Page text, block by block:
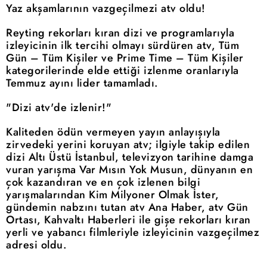
Yaz akşamlarının vazgeçilmezi atv oldu!
Reyting rekorları kıran dizi ve programlarıyla
izleyicinin ilk tercihi olmayı sürdüren atv, Tüm
Gün – Tüm Kişiler ve Prime Time – Tüm Kişiler
kategorilerinde elde ettiği izlenme oranlarıyla
Temmuz ayını lider tamamladı.
"Dizi atv'de izlenir!"
Kaliteden ödün vermeyen yayın anlayışıyla
zirvedeki yerini koruyan atv; ilgiyle takip edilen
dizi Altı Üstü İstanbul, televizyon tarihine damga
vuran yarışma Var Mısın Yok Musun, dünyanın en
çok kazandıran ve en çok izlenen bilgi
yarışmalarından Kim Milyoner Olmak İster,
gündemin nabzını tutan atv Ana Haber, atv Gün
Ortası, Kahvaltı Haberleri ile gişe rekorları kıran
yerli ve yabancı filmleriyle izleyicinin vazgeçilmez
adresi oldu.